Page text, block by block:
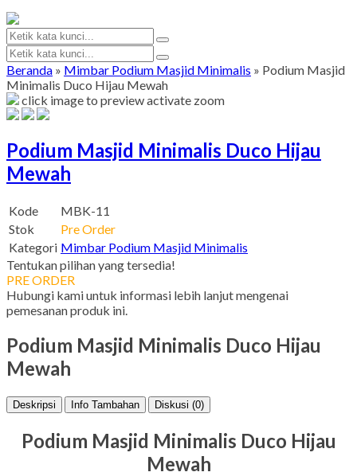
Beranda » Mimbar Podium Masjid Minimalis » Podium Masjid
Minimalis Duco Hijau Mewah
click image to previewactivate zoom
Podium Masjid Minimalis Duco Hijau
Mewah
Kode
MBK-11
Stok
Pre Order
Kategori Mimbar Podium Masjid Minimalis
Tentukan pilihan yang tersedia!
PRE ORDER
Hubungi kami untuk informasi lebih lanjut mengenai
pemesanan produk ini.
Podium Masjid Minimalis Duco Hijau
Mewah
Deskripsi Info Tambahan Diskusi (0)
Podium Masjid Minimalis Duco Hijau
Mewah